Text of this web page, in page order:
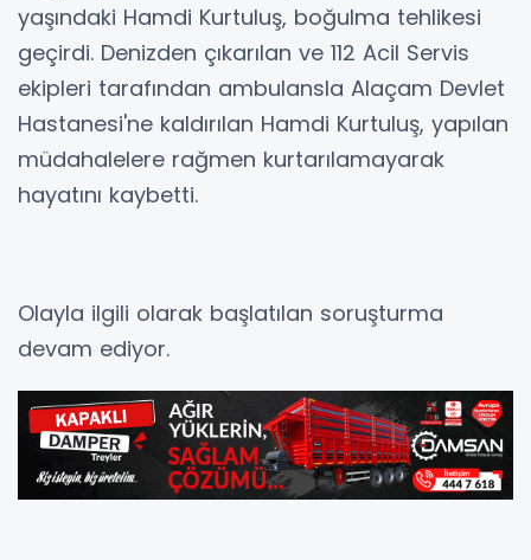
yaşındaki Hamdi Kurtuluş, boğulma tehlikesi
geçirdi. Denizden çıkarılan ve 112 Acil Servis
ekipleri tarafından ambulansla Alaçam Devlet
Hastanesi'ne kaldırılan Hamdi Kurtuluş, yapılan
müdahalelere rağmen kurtarılamayarak
hayatını kaybetti.
Olayla ilgili olarak başlatılan soruşturma
devam ediyor.